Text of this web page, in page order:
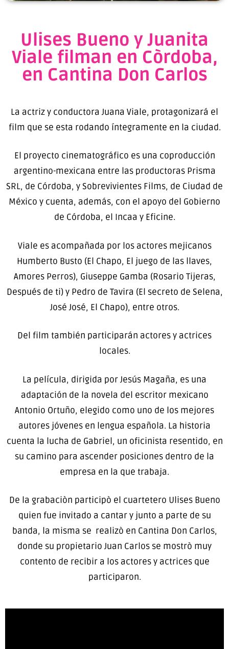
Ulises Bueno y Juanita
Viale filman en Còrdoba,
en Cantina Don Carlos
La actriz y conductora Juana Viale, protagonizará el
film que se esta rodando íntegramente en la ciudad.
El proyecto cinematográfico es una coproducción
argentino-mexicana entre las productoras Prisma
SRL, de Córdoba, y Sobrevivientes Films, de Ciudad de
México y cuenta, además, con el apoyo del Gobierno
de Córdoba, el Incaa y Eficine.
Viale es acompañada por los actores mejicanos
Humberto Busto (El Chapo, El juego de las llaves,
Amores Perros), Giuseppe Gamba (Rosario Tijeras,
Después de ti) y Pedro de Tavira (El secreto de Selena,
José José, El Chapo), entre otros.
Del film también participarán actores y actrices
locales.
La película, dirigida por Jesús Magaña, es una
adaptación de la novela del escritor mexicano
Antonio Ortuño, elegido como uno de los mejores
autores jóvenes en lengua española. La historia
cuenta la lucha de Gabriel, un oficinista resentido, en
su camino para ascender posiciones dentro de la
empresa en la que trabaja.
De la grabaciòn participò el cuartetero Ulises Bueno
quien fue invitado a cantar y junto a parte de su
banda, la misma se realizò en Cantina Don Carlos,
donde su propietario Juan Carlos se mostrò muy
contento de recibir a los actores y actrices que
participaron.